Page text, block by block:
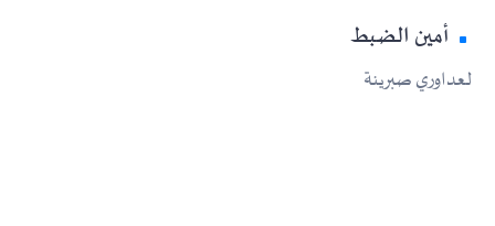
أمين الضبط
لعداوري صبرينة